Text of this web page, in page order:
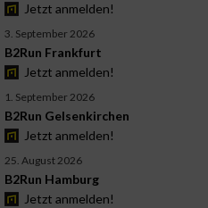
Jetzt anmelden!
3. September 2026
B2Run Frankfurt
Jetzt anmelden!
1. September 2026
B2Run Gelsenkirchen
Jetzt anmelden!
25. August 2026
B2Run Hamburg
Jetzt anmelden!